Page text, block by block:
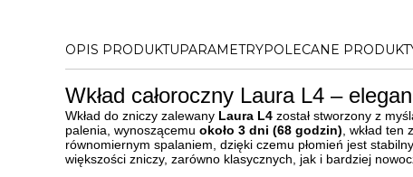
OPIS PRODUKTUPARAMETRYPOLECANE
Wkład całoroczny Laura L4 –
Wkład do zniczy zalewany Laura L4 został stworzony z
palenia, wynoszącemu około 3 dni (68 godzin) , wkład
równomiernym spalaniem, dzięki czemu płomień jest
większości zniczy, zarówno klasycznych, jak i bardziej